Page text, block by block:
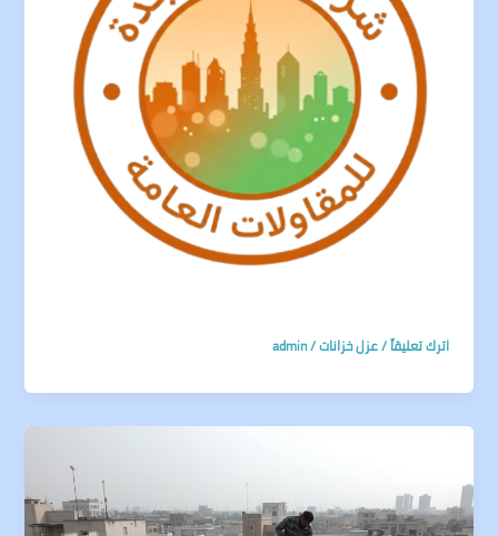
اترك تعليقاً/عزل خزانات/
admin